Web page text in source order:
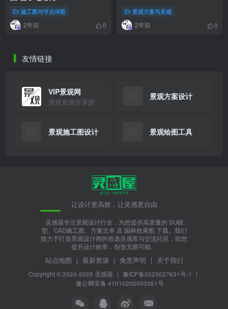
施工图与节点详图
2年前 0
景观方案与灵感
2年前 0
友情链接
VIP景观网
景观资源分享源
景观方案设计
景观施工图设计 景观绘图工具
让设计更高效，让灵感更自由
灵感屋专注景观设计行业，为您提供高质量的 SU模
型、CAD施工图、方案文本 及 园林效果图 下载。我们
致力于打造景观设计师的首选灵感库与交流社区，助您
提升设计效率，创造无限可能。
站点地图 | 最新资源 | 免责声明 | 关于我们
Copyright © 2020-2025 灵感屋 | 豫ICP备2023027631号-1
|
豫公网安备 41010202003261号